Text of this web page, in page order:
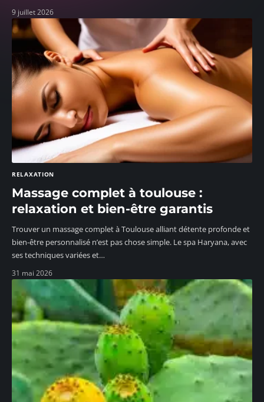
9 juillet 2026
RELAXATION
Massage complet à toulouse :
relaxation et bien-être garantis
Trouver un massage complet à Toulouse alliant détente profonde et
bien-être personnalisé n’est pas chose simple. Le spa Haryana, avec
ses techniques variées et…
31 mai 2026